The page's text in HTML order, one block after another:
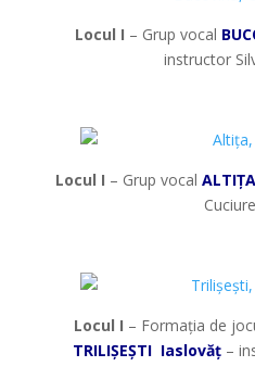
Locul I – Grup vocal
instructor
Locul I – Grup vocal
Locul I – Formația de
TRILIȘEȘTI Iaslovăț –